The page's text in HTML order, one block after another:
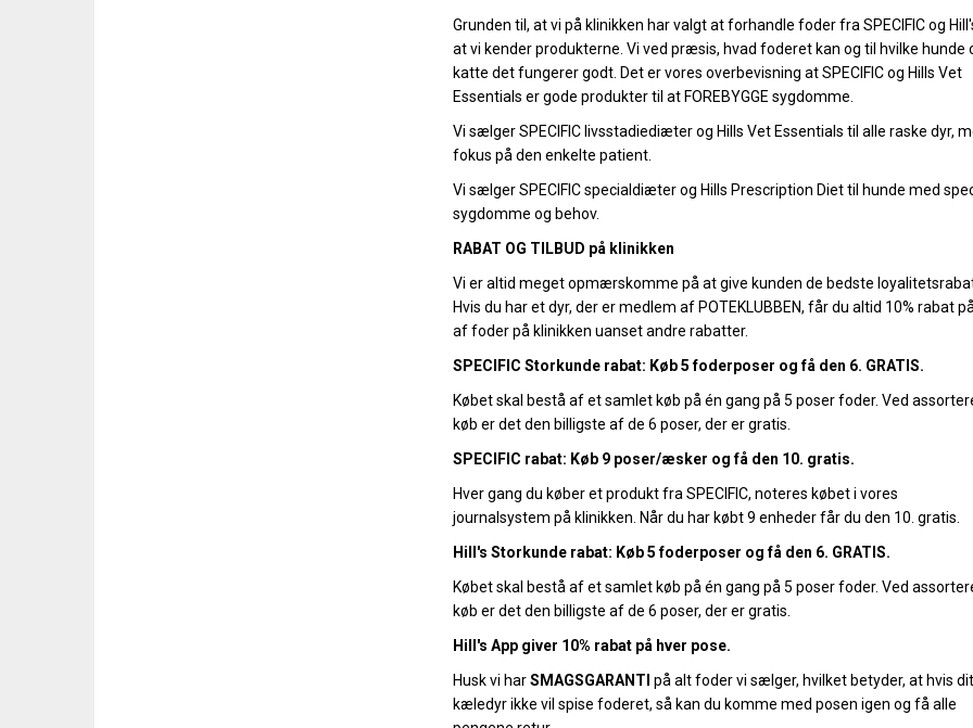
Grunden til, at vi på klinikken har valgt at forhandle foder fra SPECIFIC og
at vi kender produkterne. Vi ved præsis, hvad foderet kan og til hvilke hunde
katte det fungerer godt. Det er vores overbevisning at SPECIFIC og Hills Vet
Essentials er gode produkter til at FOREBYGGE sygdomme.
Vi sælger SPECIFIC livsstadiediæter og Hills Vet Essentials til alle raske dyr,
fokus på den enkelte patient.
Vi sælger SPECIFIC specialdiæter og Hills Prescription Diet til hunde med
sygdomme og behov.
RABAT OG TILBUD på klinikken
Vi er altid meget opmærskomme på at give kunden de bedste
Hvis du har et dyr, der er medlem af POTEKLUBBEN, får du altid 10% rabat
af foder på klinikken uanset andre rabatter.
SPECIFIC Storkunde rabat: Køb 5 foderposer og få den 6. GRATIS.
Købet skal bestå af et samlet køb på én gang på 5 poser foder. Ved
køb er det den billigste af de 6 poser, der er gratis.
SPECIFIC rabat: Køb 9 poser/æsker og få den 10. gratis.
Hver gang du køber et produkt fra SPECIFIC, noteres købet i vores
journalsystem på klinikken. Når du har købt 9 enheder får du den 10. gratis.
Hill's Storkunde rabat: Køb 5 foderposer og få den 6. GRATIS.
Købet skal bestå af et samlet køb på én gang på 5 poser foder. Ved
køb er det den billigste af de 6 poser, der er gratis.
Hill's App giver 10% rabat på hver pose.
Husk vi harSMAGSGARANTI på alt foder vi sælger, hvilket betyder, at hvis dit
kæledyr ikke vil spise foderet, så kan du komme med posen igen og få alle